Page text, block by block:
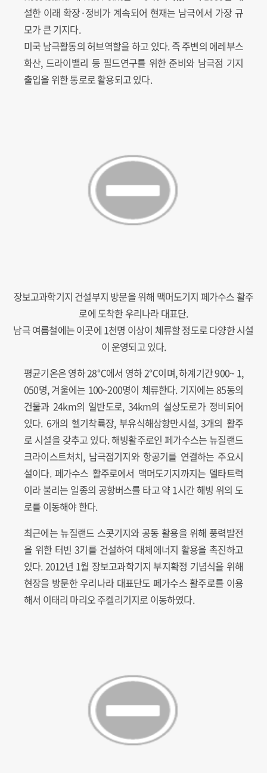
설한 이래 확장·정비가 계속되어 현재는 남극에서 가장 규
모가 큰 기지다.
미국 남극활동의 허브역할을 하고 있다. 즉 주변의 에레부스
화산, 드라이밸리 등 필드연구를 위한 준비와 남극점 기지
출입을 위한 통로로 활용되고 있다.
장보고과학기지 건설부지 방문을 위해 맥머도기지 페가수스 활주
로에 도착한 우리나라 대표단.
남극 여름철에는 이곳에 1천명 이상이 체류할 정도로 다양한 시설
이 운영되고 있다.
평균기온은 영하 28℃에서 영하 2℃이며, 하계기간 900~ 1,
050명, 겨울에는 100~200명이 체류한다. 기지에는 85동의
건물과 24km의 일반도로, 34km의 설상도로가 정비되어
있다. 6개의 헬기착륙장, 부유식해상항만시설, 3개의 활주
로 시설을 갖추고 있다. 해빙활주로인 페가수스는 뉴질랜드
크라이스트처치, 남극점기지와 항공기를 연결하는 주요시
설이다. 페가수스 활주로에서 맥머도기지까지는 델타트럭
이라 불리는 일종의 공항버스를 타고 약 1시간 해빙 위의 도
로를 이동해야 한다.
최근에는 뉴질랜드 스콧기지와 공동 활용을 위해 풍력발전
을 위한 터빈 3기를 건설하여 대체에너지 활용을 촉진하고
있다. 2012년 1월 장보고과학기지 부지확정 기념식을 위해
현장을 방문한 우리나라 대표단도 페가수스 활주로를 이용
해서 이태리 마리오 주켈리기지로 이동하였다.